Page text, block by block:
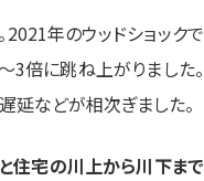
2021年のウッドショックで
3倍に跳ね上がりました。
延などが相次ぎました。
住宅の川上から川下まで